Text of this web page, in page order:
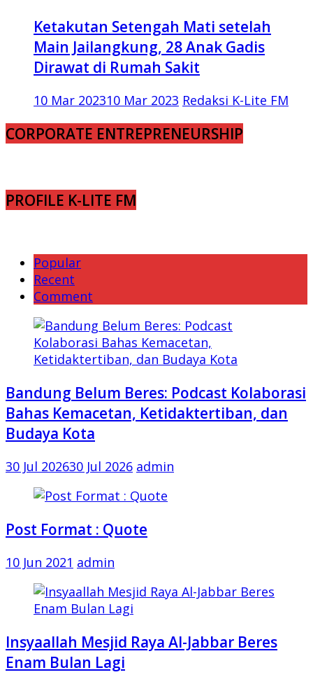
Ketakutan Setengah Mati setelah
Main Jailangkung, 28 Anak Gadis
Dirawat di Rumah Sakit
10 Mar 202310 Mar 2023 Redaksi K-Lite FM
CORPORATE ENTREPRENEURSHIP
PROFILE K-LITE FM
Popular
Recent
Comment
Bandung Belum Beres: Podcast Kolaborasi
Bahas Kemacetan, Ketidaktertiban, dan
Budaya Kota
30 Jul 202630 Jul 2026 admin
Post Format : Quote
10 Jun 2021 admin
Insyaallah Mesjid Raya Al-Jabbar Beres
Enam Bulan Lagi